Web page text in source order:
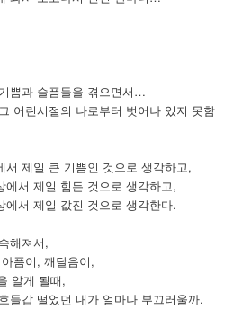
쁨과 슬픔들을 겪으면서…
어린시절의 나로부터 벗어나 있지 못함
서 제일 큰 기쁨인 것으로 생각하고,
에서 제일 힘든 것으로 생각하고,
에서 제일 값진 것으로 생각한다.
해져서,
픔이, 깨달음이,
알게 될때,
들갑 떨었던 내가 얼마나 부끄러울까.